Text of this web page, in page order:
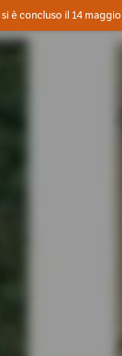
Dove
è concluso il 14 maggio